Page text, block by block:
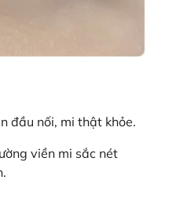
đầu nối, mi thật khỏe.
viền mi sắc nét